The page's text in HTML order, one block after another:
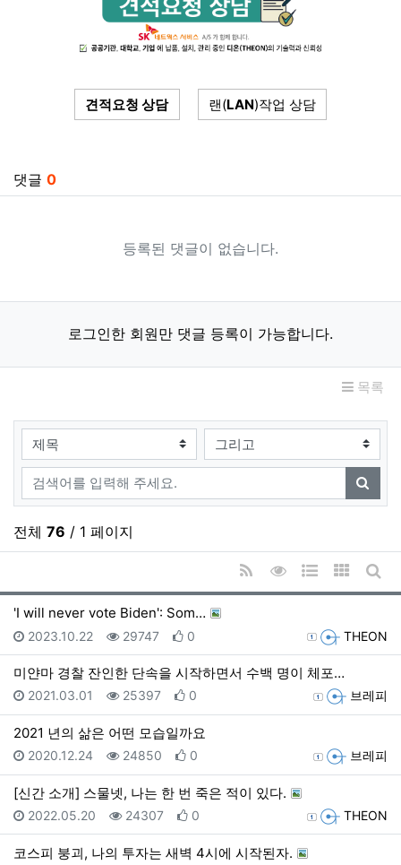
견적요청 상담 랜(LAN)작업 상담
댓글 0
등록된 댓글이 없습니다.
로그인한 회원만 댓글 등록이 가능합니다.
목록
검색대상
검색어
검색
전체 76 / 1 페이지
RSS
조회순 정렬
웹진 스타일
갤러리게
'I will never vote Biden': Som…
등록자 THEON
등록일
2023.10.22 조회
29747 추천
0
미얀마 경찰 잔인한 단속을 시작하면서 수백 명이 체포…
등록자 브레피
등록일
2021.03.01 조회
25397 추천
0
2021 년의 삶은 어떤 모습일까요
등록자 브레피
등록일
2020.12.24 조회
24850 추천
0
[신간 소개] 스물넷, 나는 한 번 죽은 적이 있다.
등록자 THEON
등록일
2022.05.20 조회
24307 추천
0
코스피 붕괴, 나의 투자는 새벽 4시에 시작된자.